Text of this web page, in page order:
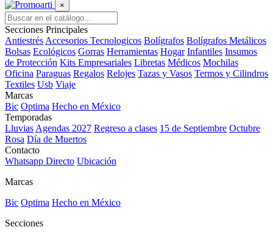
×
Secciones Principales
Antiestrés Accesorios Tecnologicos Bolígrafos Bolígrafos Metálicos
Bolsas Ecológicos Gorras Herramientas Hogar Infantiles Insumos
de Protección Kits Empresariales Libretas Médicos Mochilas
Oficina Paraguas Regalos Relojes Tazas y Vasos Termos y Cilindros
Textiles Usb Viaje
Marcas
Bic Optima Hecho en México
Temporadas
Lluvias Agendas 2027 Regreso a clases 15 de Septiembre Octubre
Rosa Día de Muertos
Contacto
Whatsapp Directo Ubicación
Marcas
Bic Optima Hecho en México
Secciones